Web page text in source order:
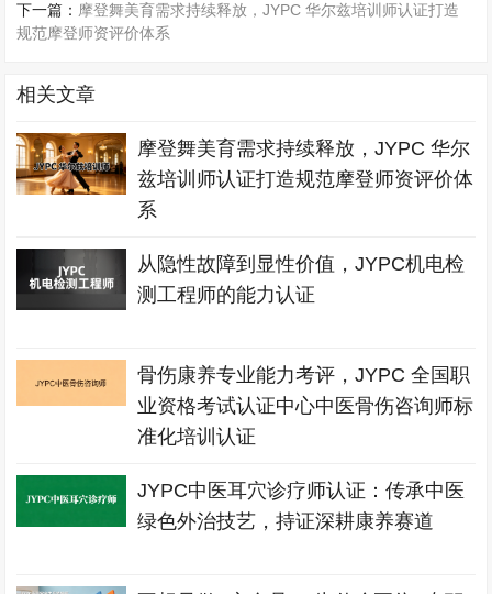
下一篇： 摩登舞美育需求持续释放，JYPC 华尔兹培训师认证打造
规范摩登师资评价体系
相关文章
摩登舞美育需求持续释放，JYPC 华尔
兹培训师认证打造规范摩登师资评价体
系
从隐性故障到显性价值，JYPC机电检
测工程师的能力认证
骨伤康养专业能力考评，JYPC 全国职
业资格考试认证中心中医骨伤咨询师标
准化培训认证
JYPC中医耳穴诊疗师认证：传承中医
绿色外治技艺，持证深耕康养赛道